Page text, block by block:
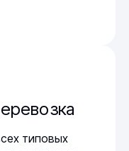
типовых